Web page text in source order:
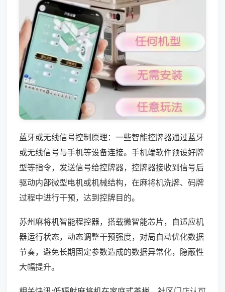
蓝牙或无线信号控制原理：一些智能控牌器通过蓝牙
或无线信号与手机等设备连接。手机端软件预设好牌
型等指令，发送信号给控牌器，控牌器接收到信号后
驱动内部微型电机或机械结构，在麻将机洗牌、码牌
过程中进行干预，达到控牌目的。
苏州麻将机智能程控器，搭载微智能芯片，自适应机
器运行状态，动态调整干预强度，对局自动优化数据
节奏，避免长期固定参数造成的数据异常化，隐蔽性
大幅提升。